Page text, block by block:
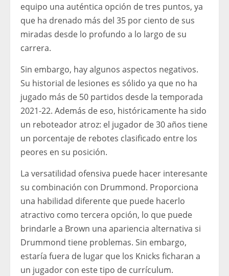
equipo una auténtica opción de tres puntos, ya
que ha drenado más del 35 por ciento de sus
miradas desde lo profundo a lo largo de su
carrera.
Sin embargo, hay algunos aspectos negativos.
Su historial de lesiones es sólido ya que no ha
jugado más de 50 partidos desde la temporada
2021-22. Además de eso, históricamente ha sido
un reboteador atroz: el jugador de 30 años tiene
un porcentaje de rebotes clasificado entre los
peores en su posición.
La versatilidad ofensiva puede hacer interesante
su combinación con Drummond. Proporciona
una habilidad diferente que puede hacerlo
atractivo como tercera opción, lo que puede
brindarle a Brown una apariencia alternativa si
Drummond tiene problemas. Sin embargo,
estaría fuera de lugar que los Knicks ficharan a
un jugador con este tipo de currículum.